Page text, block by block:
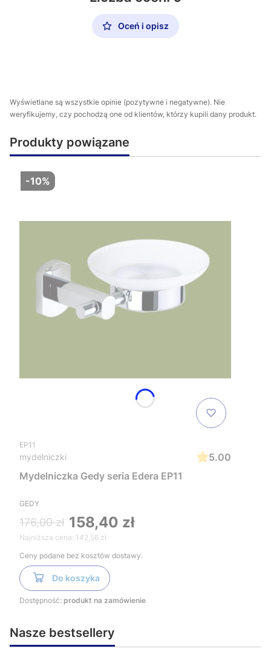
Oceń i opisz
Wyświetlane są wszystkie opinie (pozytywne i negatywne). Nie
weryfikujemy, czy pochodzą one od klientów, którzy kupili dany produkt.
Produkty powiązane
-10%
EP11
mydelniczki
5.00
Mydelniczka Gedy seria Edera EP11
GEDY
176,00 zł 158,40 zł
Najniższa cena: 142,56 zł
Ceny podane bez kosztów dostawy.
Do koszyka
Dostępność: produkt na zamówienie
Nasze bestsellery